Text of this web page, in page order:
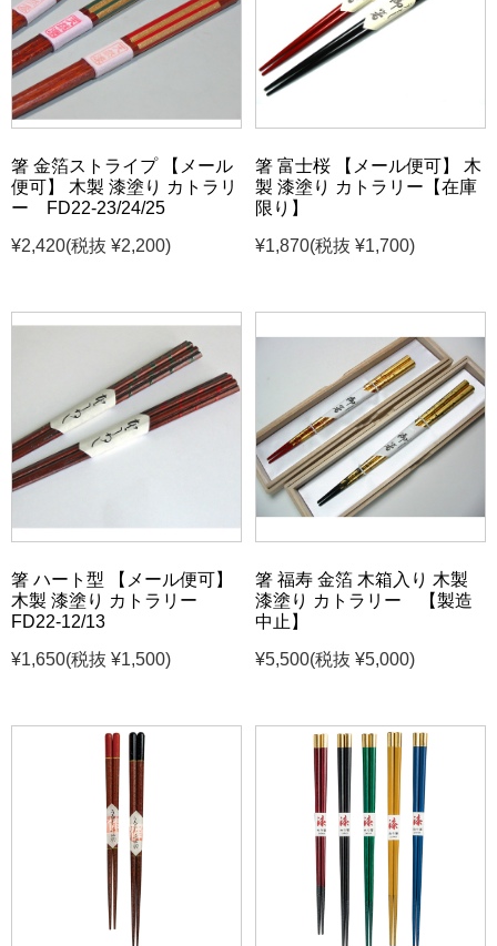
箸 金箔ストライプ 【メール
便可】 木製 漆塗り カトラリ
ー FD22-23/24/25
¥2,420(税抜 ¥2,200)
箸 富士桜 【メール便可】 木
製 漆塗り カトラリー【在庫
限り】
¥1,870(税抜 ¥1,700)
箸 ハート型 【メール便可】
木製 漆塗り カトラリー
FD22-12/13
¥1,650(税抜 ¥1,500)
箸 福寿 金箔 木箱入り 木製
漆塗り カトラリー 【製造
中止】
¥5,500(税抜 ¥5,000)